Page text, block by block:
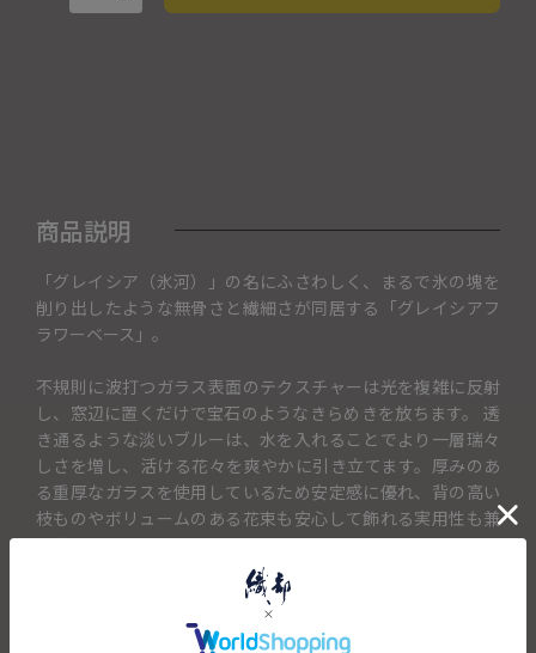
商品説明
「グレイシア（氷河）」の名にふさわしく、まるで氷の塊を
削り出したような無骨さと繊細さが同居する「グレイシアフ
ラワーベース」。
不規則に波打つガラス表面のテクスチャーは光を複雑に反射
し、窓辺に置くだけで宝石のようなきらめきを放ちます。 透
き通るような淡いブルーは、水を入れることでより一層瑞々
しさを増し、活ける花々を爽やかに引き立てます。厚みのあ
る重厚なガラスを使用しているため安定感に優れ、背の高い
枝ものやボリュームのある花束も安心して飾れる実用性も兼
ね備えています。
シャープなスクエアフォルムは空間を引き締め、花を活けて
いない時でもモダンなオブジェとして存在感を放ちます。清